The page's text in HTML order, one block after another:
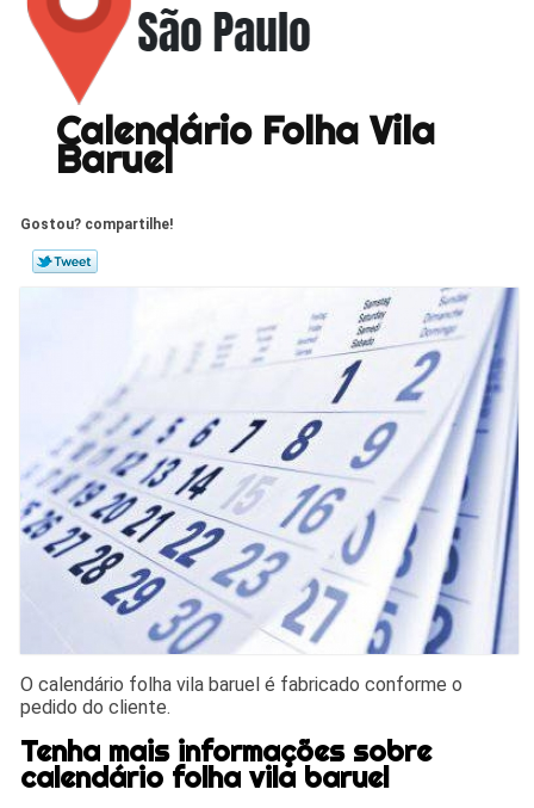
Calendário Folha Vila
Baruel
Gostou? compartilhe!
O calendário folha vila baruel é fabricado conforme o
pedido do cliente.
Tenha mais informações sobre
calendário folha vila baruel